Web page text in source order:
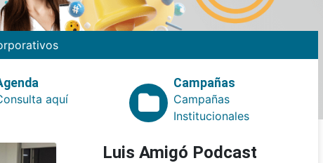
aquí
Campañas
Campañas
Institucionales
Luis Amigó Podcast